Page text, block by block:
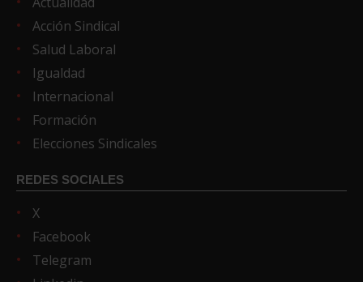
Acción Sindical
Salud Laboral
Igualdad
Internacional
Formación
Elecciones Sindicales
REDES SOCIALES
X
Facebook
Telegram